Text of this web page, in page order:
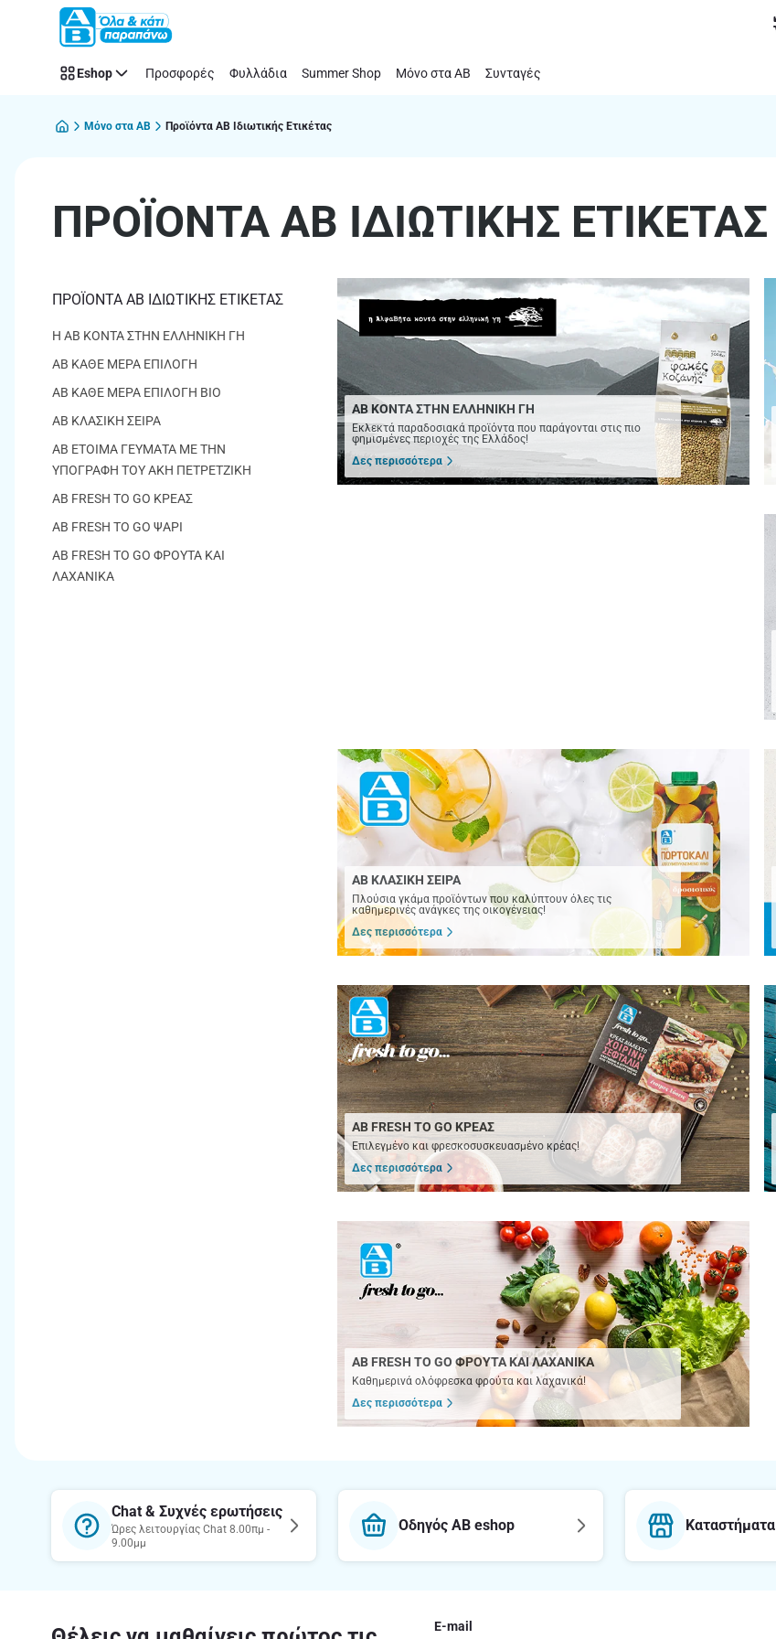
Παράλειψη
ΠΡΟΪΟΝΤΑ
ΙΔΙΩΤΙΚΗΣ
ΕΤΙΚΕΤΑΣ
Eshop Προσφορές Φυλλάδια Summer Shop Μόνο στα ΑΒ Συνταγές
Μόνο στα ΑΒ Προϊόντα AΒ Ιδιωτικής Ετικέτας
ΠΡΟΪΟΝΤΑ AB ΙΔΙΩΤΙΚΗΣ ΕΤΙΚΕΤΑΣ
ΠΡΟΪΟΝΤΑ AB ΙΔΙΩΤΙΚΗΣ ΕΤΙΚΕΤΑΣ
H AB ΚΟΝΤΑ ΣΤΗΝ ΕΛΛΗΝΙΚΗ ΓΗ
ΑΒ ΚΑΘΕ ΜΕΡΑ ΕΠΙΛΟΓΗ
ΑΒ ΚΑΘΕ ΜΕΡΑ ΕΠΙΛΟΓΗ BIO
AB ΚΛΑΣΙΚΗ ΣΕΙΡΑ
ΑΒ ΕΤΟΙΜΑ ΓΕΥΜΑΤΑ ΜΕ ΤΗΝ
ΥΠΟΓΡΑΦΗ ΤΟΥ ΑΚΗ ΠΕΤΡΕΤΖΙΚΗ
AB FRESH TO GO ΚΡΕΑΣ
AB FRESH TO GO ΨΑΡΙ
AB FRESH TO GO ΦΡΟΥΤΑ ΚΑΙ
ΛΑΧΑΝΙΚΑ
AB ΚΟΝΤΑ ΣΤΗΝ ΕΛΛΗΝΙΚΗ ΓΗ
Εκλεκτά παραδοσιακά προϊόντα που παράγονται στις πιο
φημισμένες περιοχές της Ελλάδος!
Δες περισσότερα
AB ΚΛΑΣΙΚΗ ΣΕΙΡΑ
Πλούσια γκάμα προϊόντων που καλύπτουν όλες τις
καθημερινές ανάγκες της οικογένειας!
Δες περισσότερα
ΑΒ FRESH TO GO ΚΡΕΑΣ
Επιλεγμένο και φρεσκοσυσκευασμένο κρέας!
Δες περισσότερα
AB FRESH TO GO ΦΡΟΥΤΑ ΚΑΙ ΛΑΧΑΝΙΚΑ
Kαθημερινά ολόφρεσκα φρούτα και λαχανικά!
Δες περισσότερα
Chat & Συχνές ερωτήσεις
Ώρες λειτουργίας Chat 8.00πμ -
9.00μμ
Οδηγός AB eshop Καταστήματα
E-mail